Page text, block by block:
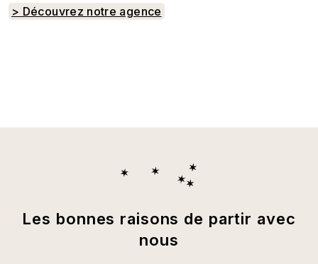
> Découvrez notre agence
Les bonnes raisons de partir avec
nous